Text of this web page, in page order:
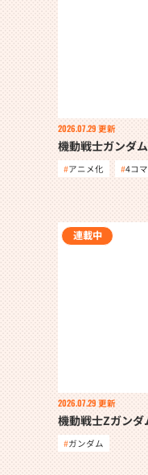
2026.07.29 更新
機動戦士ガンダ
アニメ化 4コマ
連載中
2026.07.29 更新
機動戦士Zガン
ガンダム